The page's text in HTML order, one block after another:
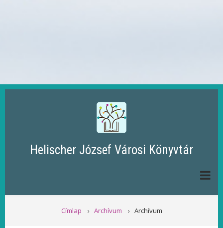
Helischer József Városi Könyvtár
MORZSACímlap Archívum Archívum